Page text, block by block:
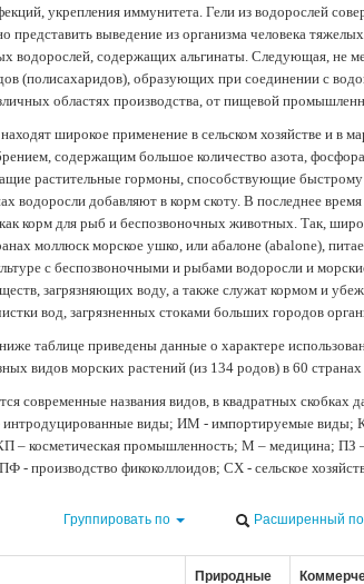
укрепления иммунитета. Гели из водорослей
представить выведение из организма человека
водорослей, содержащих альгинаты. Следующая, не
(полисахаридов), образующих при соединении с
областях производства, от пищевой
широкое применение в сельском хозяйстве и в
содержащим большое количество азота,
растительные гормоны, способствующие
водоросли добавляют в корм скоту. В последнее
корм для рыб и беспозвоночных животных. Так,
моллюск морское ушко, или абалоне (abalone),
с беспозвоночными и рыбами водоросли и
загрязняющих воду, а также служат кормом и
вод, загрязненных стоками больших городов
таблице приведены данные о характере
видов морских растений (из 134 родов) в 60
современные названия видов, в квадратных
интродуцированные виды; ИМ - импортируемые
– косметическая промышленность; М – медицина;
- производство фикоколлоидов; СХ - сельское
Группировать по Расширенный
Природные